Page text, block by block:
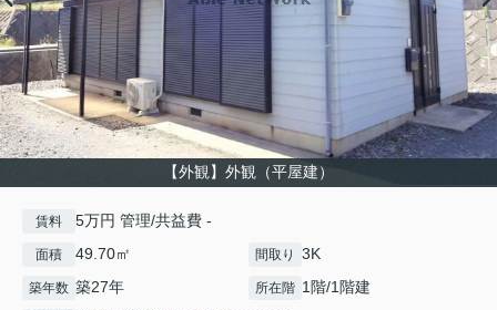
【外観】外観（平屋建）
賃料 5万円 管理/共益費 -
面積 49.70㎡ 間取り 3K
築年数 築27年 所在階 1階/1階建